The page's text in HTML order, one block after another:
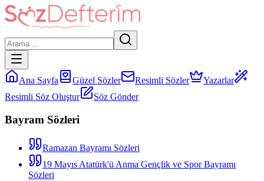
Ana Sayfa Güzel Sözler Resimli Sözler
Yazarlar
Resimli Söz Oluştur
Söz Gönder
Bayram Sözleri
Ramazan Bayramı Sözleri
19 Mayıs Atatürk'ü Anma Gençlik ve Spor Bayramı
Sözleri